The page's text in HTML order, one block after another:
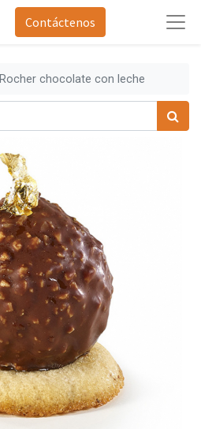
Contáctenos
Rocher chocolate con leche